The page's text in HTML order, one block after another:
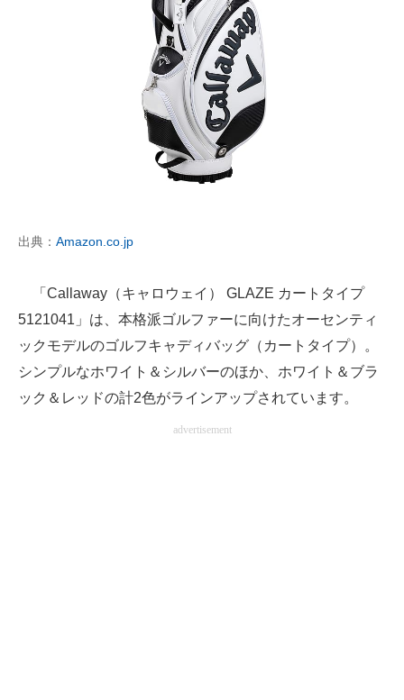
ちょっと気になるネットの話題
出典： Amazon.co.jp
「Callaway（キャロウェイ） GLAZE カートタイプ
5121041」は、本格派ゴルファーに向けたオーセンティ
ックモデルのゴルフキャディバッグ（カートタイプ）。
シンプルなホワイト＆シルバーのほか、ホワイト＆ブラ
ック＆レッドの計2色がラインアップされています。
advertisement